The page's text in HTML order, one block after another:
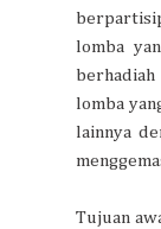
lomba
lomba
lainnya
Tujuan